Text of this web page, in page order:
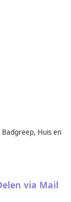
Huis en